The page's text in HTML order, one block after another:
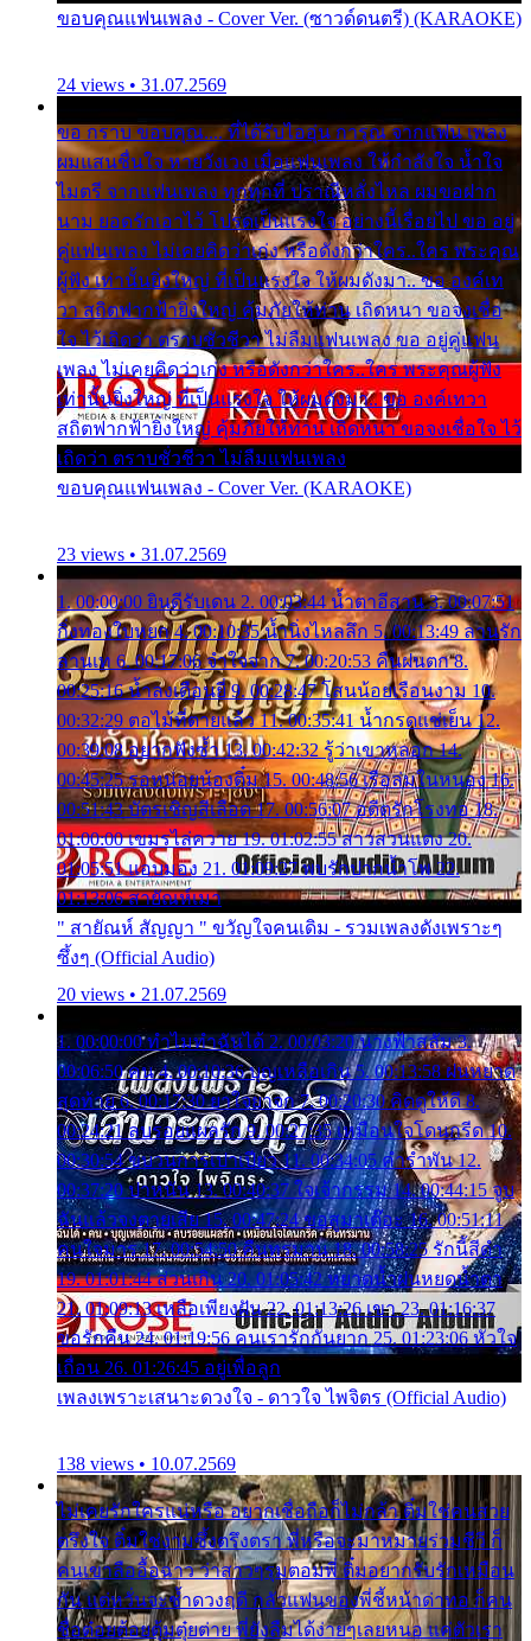
ขอบคุณแฟนเพลง - Cover Ver. (ซาวด์ดนตรี) (KARAOKE)
24 views • 31.07.2569
ขอ กราบ ขอบคุณ.... ที่ได้รับไออุ่น การุณ จากแฟน เพลง
ผมแสนชื่นใจ หายวังเวง เมื่อแฟนเพลง ให้กำลังใจ น้ำใจ
ไมตรี จากแฟนเพลง ทุกทุกที่ ปราณีหลั่งไหล ผมขอฝาก
นาม ยอดรักเอาไว้ โปรดเป็นแรงใจ อย่างนี้เรื่อยไป ขอ อยู่
คู่แฟนเพลง ไม่เคยคิดว่าเก่ง หรือดังกว่าใคร..ใคร พระคุณ
ผู้ฟัง เท่านั้นยิ่งใหญ่ ที่เป็นแรงใจ ให้ผมดังมา.. ขอ องค์เท
วา สถิตฟากฟ้ายิ่งใหญ่ คุ้มภัยให้ท่าน เถิดหนา ขอจงเชื่อ
ใจ ไว้เถิดว่า ตราบชั่วชีวา ไม่ลืมแฟนเพลง ขอ อยู่คู่แฟน
เพลง ไม่เคยคิดว่าเก่ง หรือดังกว่าใคร..ใคร พระคุณผู้ฟัง
เท่านั้นยิ่งใหญ่ ที่เป็นแรงใจ ให้ผมดังมา.. ขอ องค์เทวา
สถิตฟากฟ้ายิ่งใหญ่ คุ้มภัยให้ท่าน เถิดหนา ขอจงเชื่อใจ ไว้
เถิดว่า ตราบชั่วชีวา ไม่ลืมแฟนเพลง
ขอบคุณแฟนเพลง - Cover Ver. (KARAOKE)
23 views • 31.07.2569
1. 00:00:00 ยินดีรับเดน 2. 00:03:44 น้ำตาอีสาน 3. 00:07:51
กิ่งทองใบหยก 4. 00:10:35 น้ำนิ่งไหลลึก 5. 00:13:49 ลานรัก
ลานเท 6. 00:17:06 จำใจจาก 7. 00:20:53 คืนฝนตก 8.
00:25:16 น้ำลงเดือนยี่ 9. 00:28:47 โสนน้อยเรือนงาม 10.
00:32:29 ตอไม้ที่ตายแล้ว 11. 00:35:41 น้ำกรดแช่เย็น 12.
00:39:08 อยากฟังซ้ำ 13. 00:42:32 รู้ว่าเขาหลอก 14.
00:45:25 รอหน่อยน้องติ๋ม 15. 00:48:56 เรือล่มในหนอง 16.
00:51:43 บัตรเชิญสีเลือด 17. 00:56:07 อดีตรักโรงทอ 18.
01:00:00 เขมรไล่ควาย 19. 01:02:55 สาวสวนแตง 20.
01:05:51 แอบมอง 21. 01:09:27 พบรักปากน้ำโพ 22.
01:13:06 สายัณห์เมา
" สายัณห์ สัญญา " ขวัญใจคนเดิม - รวมเพลงดังเพราะๆ
ซึ้งๆ (Official Audio)
20 views • 21.07.2569
1. 00:00:00 ทำไมทำฉันได้ 2. 00:03:20 นางฟ้าสลัม 3.
00:06:50 คน 4. 00:10:36 บุญเหลือเกิน 5. 00:13:58 ฝนหยาด
สุดท้าย 6. 00:17:30 ยาใจยาจก 7. 00:20:30 คิดดูให้ดี 8.
00:24:21 ลบรอยแผลรัก 9. 00:27:35 เหมือนใจโดนกรีด 10.
00:30:54 ขบวนการเปาเปียว 11. 00:34:05 คำรำพัน 12.
00:37:20 ปาหนัน 13. 00:40:37 ใจเจ้ากรรม 14. 00:44:15 จูบ
ฉันแล้วจงตายเสีย 15. 00:47:24 ขอสูมาเต๊อะ 16. 00:51:11
คนใจมาร 17. 00:54:50 คืนทรมาน 18. 00:58:25 รักนี้สีดำ
19. 01:01:44 ส่วนเกิน 20. 01:05:42 หยาดน้ำฝนหยดน้ำตา
21. 01:09:13 เหลือเพียงฝัน 22. 01:13:26 เขา 23. 01:16:37
ขอรักคืน 24. 01:19:56 คนเรารักกันยาก 25. 01:23:06 หัวใจ
เถื่อน 26. 01:26:45 อยู่เพื่อลูก
เพลงเพราะเสนาะดวงใจ - ดาวใจ ไพจิตร (Official Audio)
138 views • 10.07.2569
ไม่เคยรักใครแน่หรือ อยากเชื่อถือก็ไม่กล้า ติ๋มใช่คนสวย
ตรึงใจ ติ๋มใช่งามซึ้งตรึงตรา พี่หรือจะมาหมายร่วมชีวี ก็
คนเขาลืออื้อฉาว ว่าสาวๆรุมตอมพี่ ติ๋มอยากรับรักเหมือน
กัน แต่หวั่นจะช้ำดวงฤดี กลัวแฟนของพี่ชี้หน้าด่าทอ ก็คน
ชื่อต๋อยต้อยตุ้มตุ๋ยต่าย พี่ยังลืมได้ง่ายๆเลยหนอ แค่ตัวเรา